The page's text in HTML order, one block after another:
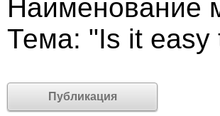
Наименование
Тема: "Is it easy
Публикация